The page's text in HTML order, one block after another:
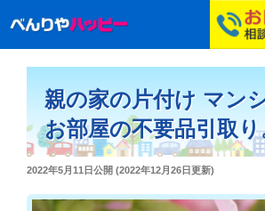
親の家の片付け マン
お部屋の不要品引取り
投
日:
2022年5月11日公開 (2022年12月26日更新)